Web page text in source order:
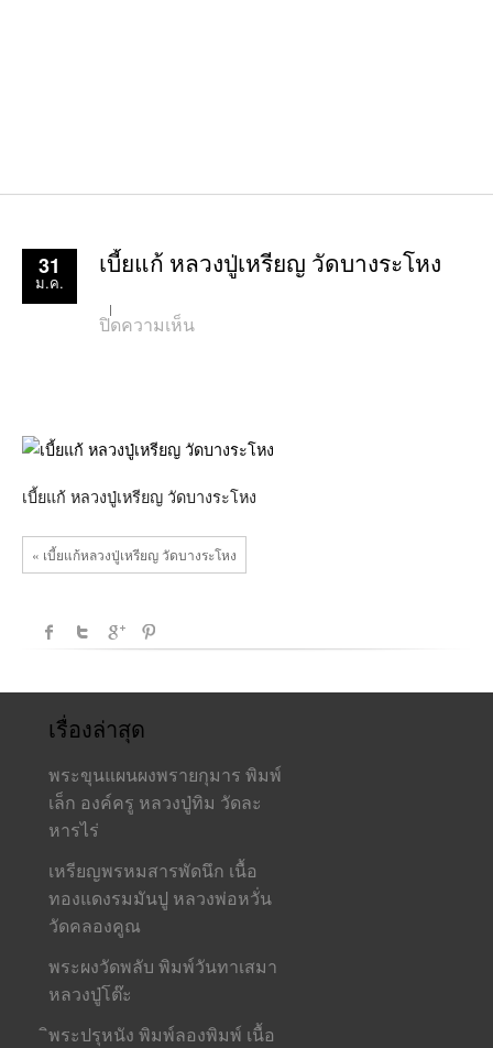
31
ม.ค.
เบี้ยแก้ หลวงปู่เหรียญ วัดบางระโหง
ปิดความเห็นบน
บาง
ระ
เบี้ยแก้ หลวงปู่เหรียญ วัดบางระโหง
« เบี้ยแก้หลวงปู่เหรียญ วัดบางระโหง
เรื่องล่าสุด
พระขุนแผนผงพรายกุมาร พิมพ์
เล็ก องค์ครู หลวงปู่ทิม วัดละ
หารไร่
เหรียญพรหมสารพัดนึก เนื้อ
ทองแดงรมมันปู หลวงพ่อหวั่น
วัดคลองคูณ
พระผงวัดพลับ พิมพ์วันทาเสมา
หลวงปู่โต๊ะ
ิพระปรุหนัง พิมพ์ลองพิมพ์ เนื้อ